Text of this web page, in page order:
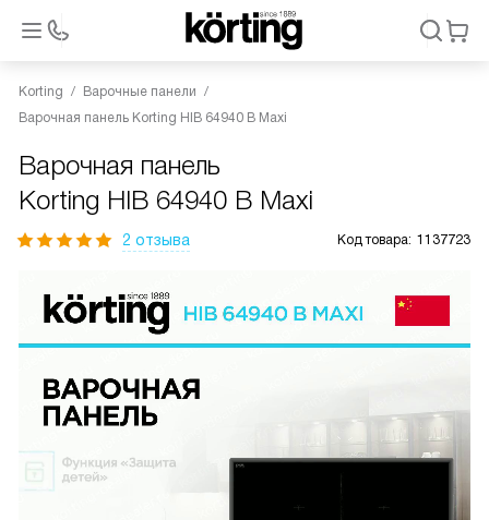
Korting
Варочные панели
Варочная панель Korting HIB 64940 B Maxi
Варочная панель
Korting HIB 64940 B Maxi
2 отзыва Код товара: 1137723